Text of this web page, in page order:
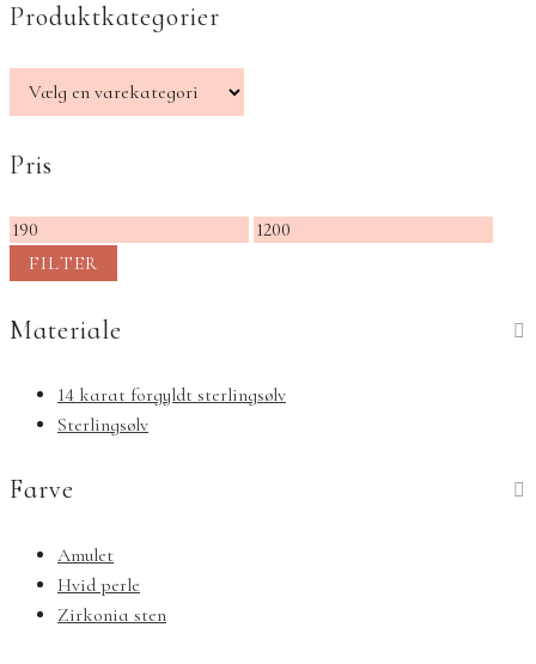
Produktkategorier
Pris
Mindste
pris
Højeste
FILTER
Materiale
14 karat forgyldt sterlingsølv
Sterlingsølv
Farve
Amulet
Hvid perle
Zirkonia sten